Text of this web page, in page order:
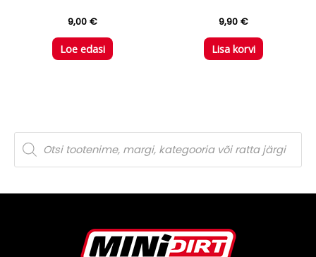
9,00 €
Loe edasi
9,90 €
Lisa korvi
P
d
t